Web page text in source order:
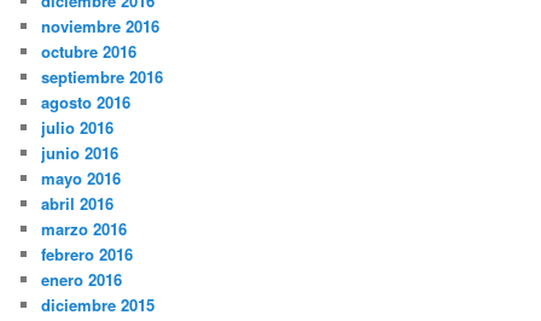
noviembre 2016
octubre 2016
septiembre 2016
agosto 2016
julio 2016
junio 2016
mayo 2016
abril 2016
marzo 2016
febrero 2016
enero 2016
diciembre 2015